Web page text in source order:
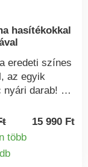
hasítékokkal
eredeti színes
az egyik
nyári darab! V-
ujjú,
midi
ujjú. Ejtett
Oldalsó
15 990 Ft
több